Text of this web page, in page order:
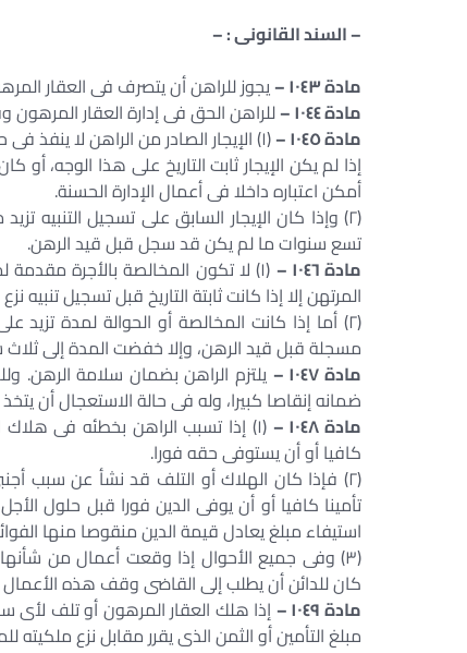
– السند القانونى : –
مادة ١٠٤٣ –
يجوز للراهن أن يتصرف فى العقار
مادة ١٠٤٤ –
للراهن الحق فى إدارة العقار
مادة ١٠٤٥ –
(١) الإيجار الصادر من الراهن لا ينفذ
إذا لم يكن الإيجار ثابت التاريخ على هذا الوجه،
أمكن اعتباره داخلا فى أعمال الإدارة الحسنة.
(٢) وإذا كان الإيجار السابق على تسجيل التنبيه
تسع سنوات ما لم يكن قد سجل قبل قيد الرهن.
مادة ١٠٤٦ –
(١) لا تكون المخالصة بالأجرة
المرتهن إلا إذا كانت ثابتة التاريخ قبل تسجيل تنبيه
(٢) أما إذا كانت المخالصة أو الحوالة لمدة
مسجلة قبل قيد الرهن، وإلا خفضت المدة إلى ثلاث
مادة ١٠٤٧ –
يلتزم الراهن بضمان سلامة الرهن.
ضمانه إنقاصا كبيرا، وله فى حالة الاستعجال أن
مادة ١٠٤٨ –
(١) إذا تسبب الراهن بخطئه فى هلاك
كافيا أو أن يستوفى حقه فورا.
(٢) فإذا كان الهلاك أو التلف قد نشأ عن سبب
تأمينا كافيا أو أن يوفى الدين فورا قبل حلول
استيفاء مبلغ يعادل قيمة الدين منقوصا منها
(٣) وفى جميع الأحوال إذا وقعت أعمال من
كان للدائن أن يطلب إلى القاضى وقف هذه الأعمال
مادة ١٠٤٩ –
إذا هلك العقار المرهون أو تلف لأى
مبلغ التأمين أو الثمن الذى يقرر مقابل نزع ملكيته